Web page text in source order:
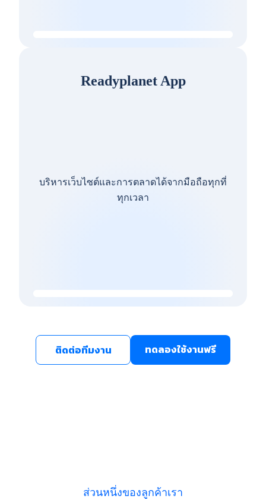
Readyplanet App
บริหารเว็บไซต์และการตลาดได้จากมือถือทุกที่
ทุกเวลา
ติดต่อทีมงาน ทดลองใช้งานฟรี
ส่วนหนึ่งของลูกค้าเรา